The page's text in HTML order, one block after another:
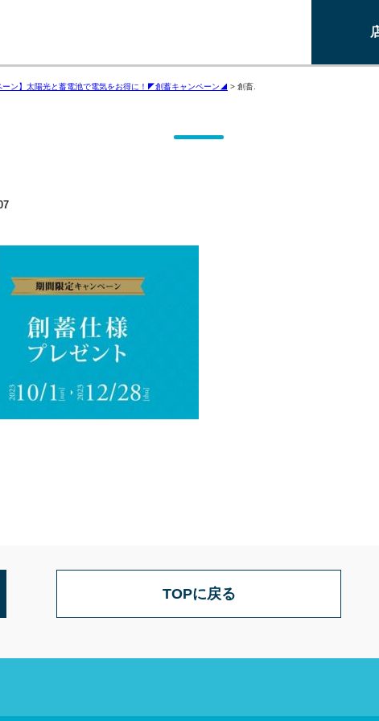
ーン】太陽光と蓄電池で電気をお得に！◤創蓄キャンペーン◢ > 創畜.
TOPに戻る